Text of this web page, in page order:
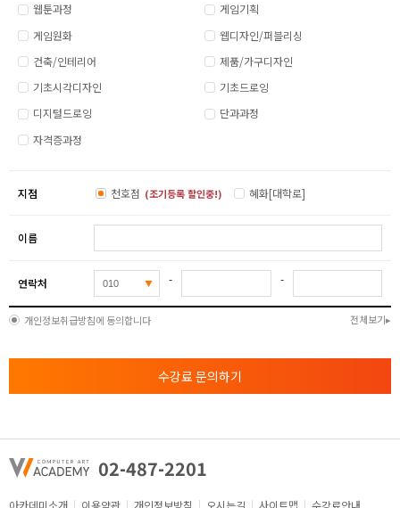
웹툰과정
게임기획
게임원화
웹디자인/퍼블리싱
건축/인테리어
제품/가구디자인
기초시각디자인
기초드로잉
디지털드로잉
단과과정
자격증과정
지점 천호점 (조기등록 할인중!) 혜화[대학로]
이름
연락처 - -
개인정보취급방침에 동의합니다 전체보기
수강료 문의하기
02-487-2201
아카데미소개 이용약관 개인정보방침 오시는길 사이트맵 수강료안내